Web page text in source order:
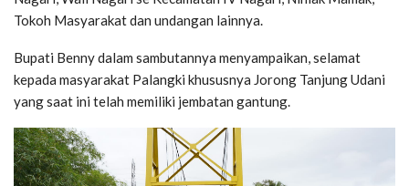
Tokoh Masyarakat dan undangan lainnya.
Bupati Benny dalam sambutannya menyampaikan, selamat
kepada masyarakat Palangki khususnya Jorong Tanjung Udani
yang saat ini telah memiliki jembatan gantung.